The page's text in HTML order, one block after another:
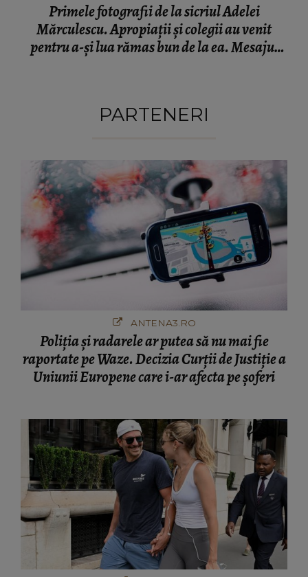
Primele fotografii de la sicriul Adelei
Mărculescu. Apropiații și colegii au venit
pentru a-și lua rămas bun de la ea. Mesajul
PARTENERI
ANTENA3.RO
Poliţia şi radarele ar putea să nu mai fie
raportate pe Waze. Decizia Curţii de Justiție a
Uniunii Europene care i-ar afecta pe şoferi